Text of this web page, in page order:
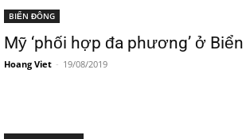
BIỂN ĐÔNG
Mỹ ‘phối hợp đa phương’ ở
Hoang Viet - 19/08/2019